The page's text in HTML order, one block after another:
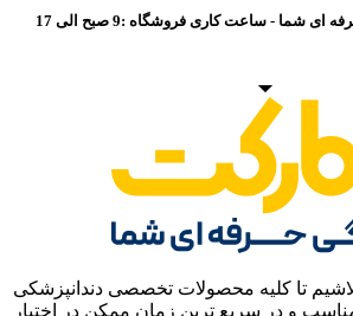
شفامارکت همراه زندگی حرفه ای شما - ساعت کاری فروشگاه :9 صبح الی 17
تا کلیه محصولات تخصصی دندانپزشکی
و در سریع ترین زمان ممکن در اختیار